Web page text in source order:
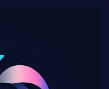
artificielle :